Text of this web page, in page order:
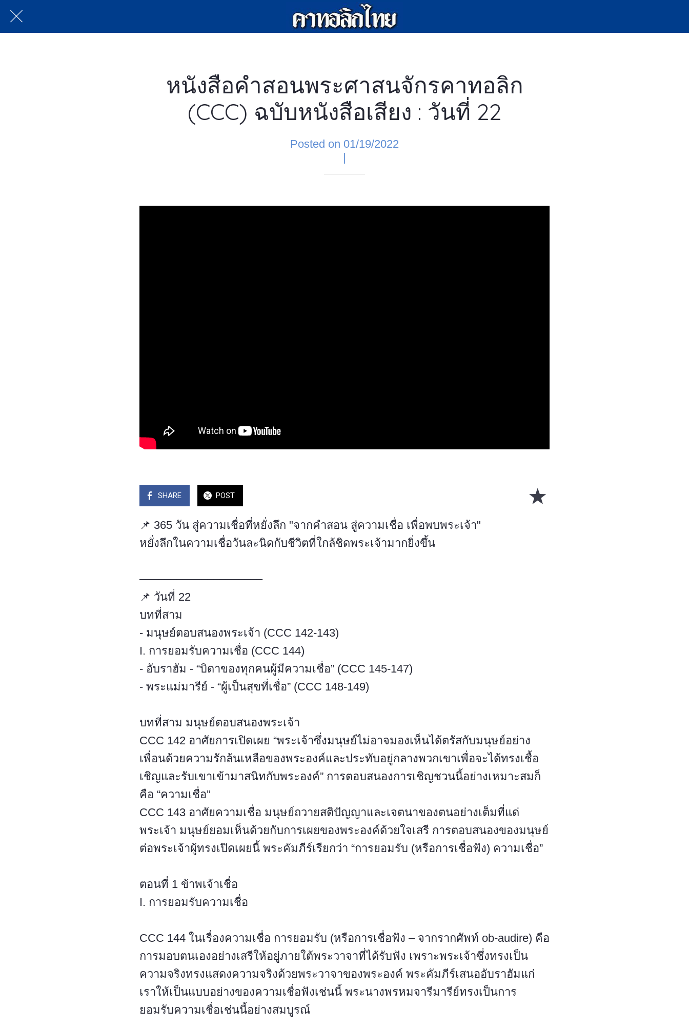
หนังสือคำสอนพระศาสนจักรคาทอลิก
(CCC) ฉบับหนังสือเสียง : วันที่ 22
Posted on 01/19/2022
SHARE POST
📌 365 วัน สู่ความเชื่อที่หยั่งลึก "จากคำสอน สู่ความเชื่อ เพื่อพบพระเจ้า"
หยั่งลึกในความเชื่อวันละนิดกับชีวิตที่ใกล้ชิดพระเจ้ามากยิ่งขึ้น
––––––––––––––––––––
📌 วันที่ 22
บทที่สาม
- มนุษย์ตอบสนองพระเจ้า (CCC 142-143)
I. การยอมรับความเชื่อ (CCC 144)
- อับราฮัม - “บิดาของทุกคนผู้มีความเชื่อ” (CCC 145-147)
- พระแม่มารีย์ - “ผู้เป็นสุขที่เชื่อ” (CCC 148-149)
บทที่สาม มนุษย์ตอบสนองพระเจ้า
CCC 142 อาศัยการเปิดเผย “พระเจ้าซึ่งมนุษย์ไม่อาจมองเห็นได้ตรัสกับมนุษย์อย่าง
เพื่อนด้วยความรักล้นเหลือของพระองค์และประทับอยู่กลางพวกเขาเพื่อจะได้ทรงเชื้อ
เชิญและรับเขาเข้ามาสนิทกับพระองค์” การตอบสนองการเชิญชวนนี้อย่างเหมาะสมก็
คือ “ความเชื่อ”
CCC 143 อาศัยความเชื่อ มนุษย์ถวายสติปัญญาและเจตนาของตนอย่างเต็มที่แด่
พระเจ้า มนุษย์ยอมเห็นด้วยกับการเผยของพระองค์ด้วยใจเสรี การตอบสนองของมนุษย์
ต่อพระเจ้าผู้ทรงเปิดเผยนี้ พระคัมภีร์เรียกว่า “การยอมรับ (หรือการเชื่อฟัง) ความเชื่อ”
ตอนที่ 1 ข้าพเจ้าเชื่อ
I. การยอมรับความเชื่อ
CCC 144 ในเรื่องความเชื่อ การยอมรับ (หรือการเชื่อฟัง – จากรากศัพท์ ob-audire) คือ
การมอบตนเองอย่างเสรีให้อยู่ภายใต้พระวาจาที่ได้รับฟัง เพราะพระเจ้าซึ่งทรงเป็น
ความจริงทรงแสดงความจริงด้วยพระวาจาของพระองค์ พระคัมภีร์เสนออับราฮัมแก่
เราให้เป็นแบบอย่างของความเชื่อฟังเช่นนี้ พระนางพรหมจารีมารีย์ทรงเป็นการ
ยอมรับความเชื่อเช่นนี้อย่างสมบูรณ์